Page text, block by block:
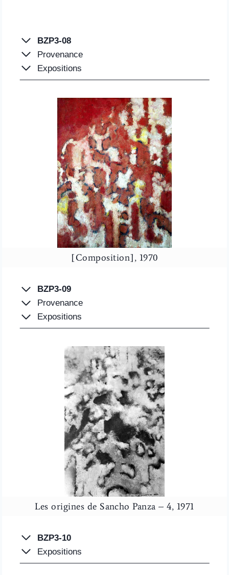
BZP3-08
Provenance
Expositions
[Composition], 1970
BZP3-09
Provenance
Expositions
Les origines de Sancho Panza – 4, 1971
BZP3-10
Expositions